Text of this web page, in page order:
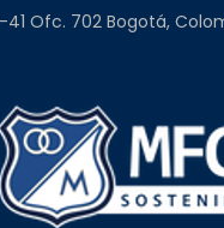
Ofc. 702 Bogotá,